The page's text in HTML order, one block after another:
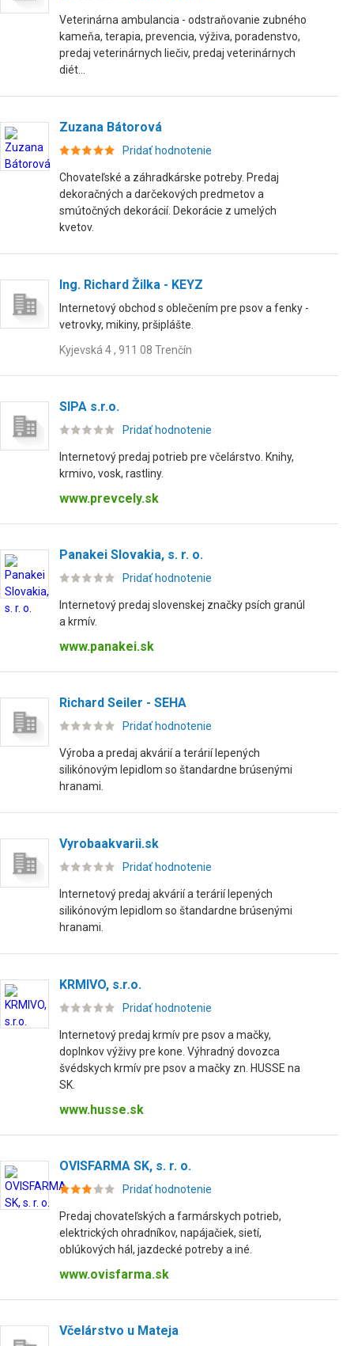
Veterinárna ambulancia - odstraňovanie zubného
kameňa, terapia, prevencia, výživa, poradenstvo,
predaj veterinárnych liečiv, predaj veterinárnych
diét...
Zuzana Bátorová
Pridať hodnotenie
Chovateľské a záhradkárske potreby. Predaj
dekoračných a darčekových predmetov a
smútočných dekorácií. Dekorácie z umelých
kvetov.
Ing. Richard Žilka - KEYZ
Internetový obchod s oblečením pre psov a fenky -
vetrovky, mikiny, pršiplášte.
Kyjevská 4 , 911 08 Trenčín
SIPA s.r.o.
Pridať hodnotenie
Internetový predaj potrieb pre včelárstvo. Knihy,
krmivo, vosk, rastliny.
www.prevcely.sk
Panakei Slovakia, s. r. o.
Pridať hodnotenie
Internetový predaj slovenskej značky psích granúl
a krmív.
www.panakei.sk
Richard Seiler - SEHA
Pridať hodnotenie
Výroba a predaj akvárií a terárií lepených
silikónovým lepidlom so štandardne brúsenými
hranami.
Vyrobaakvarii.sk
Pridať hodnotenie
Internetový predaj akvárií a terárií lepených
silikónovým lepidlom so štandardne brúsenými
hranami.
KRMIVO, s.r.o.
Pridať hodnotenie
Internetový predaj krmív pre psov a mačky,
doplnkov výživy pre kone. Výhradný dovozca
švédskych krmív pre psov a mačky zn. HUSSE na
SK.
www.husse.sk
OVISFARMA SK, s. r. o.
Pridať hodnotenie
Predaj chovateľských a farmárskych potrieb,
elektrických ohradníkov, napájačiek, sietí,
oblúkových hál, jazdecké potreby a iné.
www.ovisfarma.sk
Včelárstvo u Mateja